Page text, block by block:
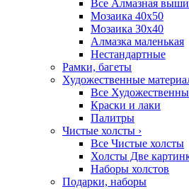
Все Алмазная
Мозаика 40x50
Мозаика 30x40
Алмазка маленькая
Нестандартные
Рамки, багеты
Художественные
Все
Краски и лаки
Палитры
Чистые холсты ›
Все Чистые холсты
Холсты Две
Наборы холстов
Подарки, наборы